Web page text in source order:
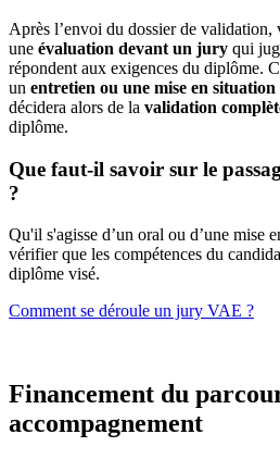
Après l’envoi du dossier de validation,
une évaluation devant un jury qui
répondent aux exigences du diplôme.
un entretien ou une mise en
décidera alors de la validation
diplôme.
Que faut-il savoir sur le
?
Qu'il s'agisse d’un oral ou d’une mise
vérifier que les compétences du
diplôme visé.
Comment se déroule un jury VAE ?
Financement du
accompagnement